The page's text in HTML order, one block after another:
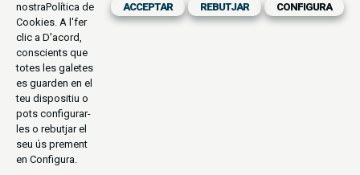
nostraPolítica de
Cookies. A l'fer
clic a D'acord,
conscients que
totes les galetes
es guarden en el
teu dispositiu o
pots configurar-
les o rebutjar el
seu ús prement
en Configura.
ACCEPTAR REBUTJAR CONFIGURA